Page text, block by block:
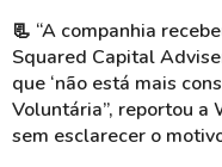
📃 “A companhia
Squared Capital
que ‘não está mais
Voluntária”, reportou
sem esclarecer o